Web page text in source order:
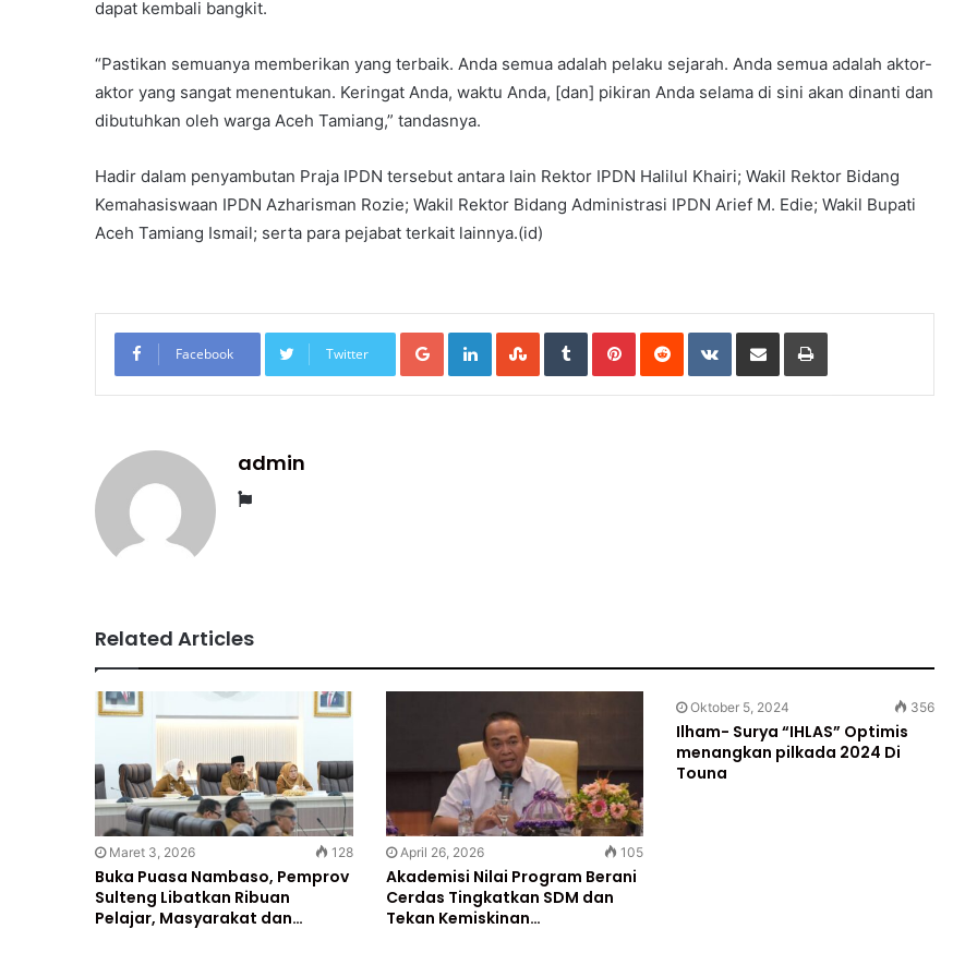
dapat kembali bangkit.
“Pastikan semuanya memberikan yang terbaik. Anda semua adalah pelaku sejarah. Anda semua adalah aktor-
aktor yang sangat menentukan. Keringat Anda, waktu Anda, [dan] pikiran Anda selama di sini akan dinanti dan
dibutuhkan oleh warga Aceh Tamiang,” tandasnya.
Hadir dalam penyambutan Praja IPDN tersebut antara lain Rektor IPDN Halilul Khairi; Wakil Rektor Bidang
Kemahasiswaan IPDN Azharisman Rozie; Wakil Rektor Bidang Administrasi IPDN Arief M. Edie; Wakil Bupati
Aceh Tamiang Ismail; serta para pejabat terkait lainnya.(id)
Facebook Twitter
Google+LinkedInStumbleUpon
TumblrPinterestReddit VKontakteShare
Email
Print
admin
Website
Related Articles
Maret 3, 2026 128
Buka Puasa Nambaso, Pemprov
Sulteng Libatkan Ribuan
Pelajar, Masyarakat dan…
April 26, 2026 105
Akademisi Nilai Program Berani
Cerdas Tingkatkan SDM dan
Tekan Kemiskinan…
Oktober 5, 2024 356
Ilham- Surya “IHLAS” Optimis
menangkan pilkada 2024 Di
Touna